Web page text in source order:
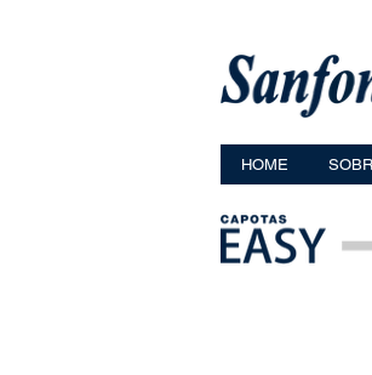
HOME